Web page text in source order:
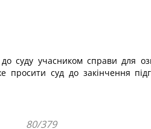
учасником справи для
суд до закінчення
80/379